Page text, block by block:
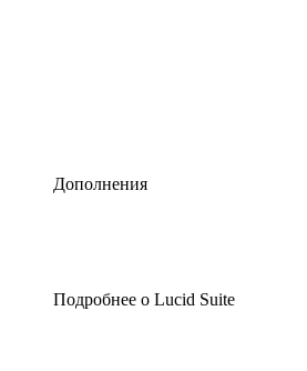
Дополнения
Подробнее о Lucid Suite